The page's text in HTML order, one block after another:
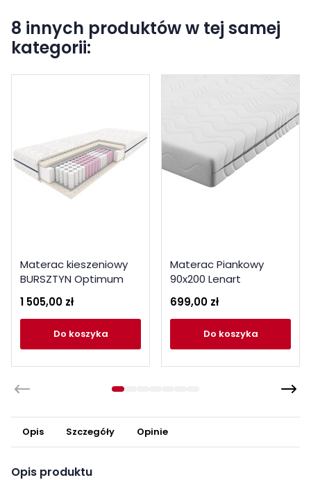
8 innych produktów w tej samej
kategorii:
Materac kieszeniowy
BURSZTYN Optimum
1 505,00 zł
do koszyka
Materac Piankowy
90x200 Lenart
699,00 zł
do koszyka
Opis Szczegóły Opinie
Opis produktu